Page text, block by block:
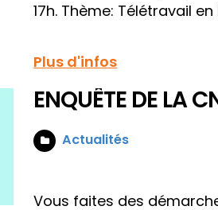
17h. Thème: Télétravail
Plus d'infos
ENQUÊTE DE LA
Actualités
Vous faites des